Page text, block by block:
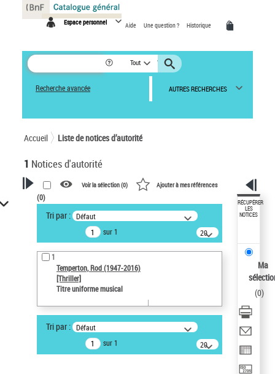
Espace personnel Aide Une question ? Historique
Tout
Recherche avancée AUTRES RECHERCHES
Accueil Liste de notices d’autorité
1 Notices d'autorité
VOTRE RECHERCHE
Recherche avancée dans les
notices d’autorité
Œuvres liées à l'auteur :
Temperton, Rod (1947-2016)
Auteur d’œuvre
Statut de la notice d’autorité
Notice élémentaire
Type de notice d'autorité
Voir la sélection (0) Ajouter à mes références
(0)
Tri par : Défaut
sur 1
20
résultats/page
1
Temperton, Rod (1947-2016)
[Thriller]
Titre uniforme musical
Tri par : Défaut
sur 1
20
résultats/page
RÉCUPÉRER
LES
NOTICES
Ma
(0)
Panneau de gestion des cookies